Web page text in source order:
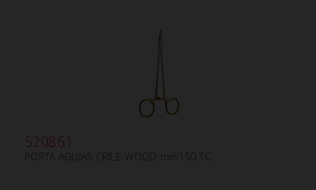
520861
PORTA AGUJAS CRILE-WOOD mm150 TC